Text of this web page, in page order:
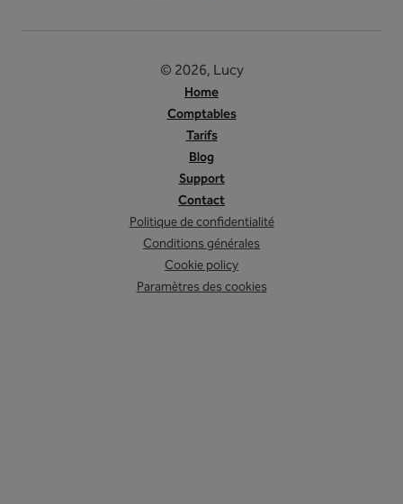
© 2026, Lucy
Home
Comptables
Tarifs
Blog
Support
Contact
Politique de confidentialité
Conditions générales
Cookie policy
Paramètres des cookies